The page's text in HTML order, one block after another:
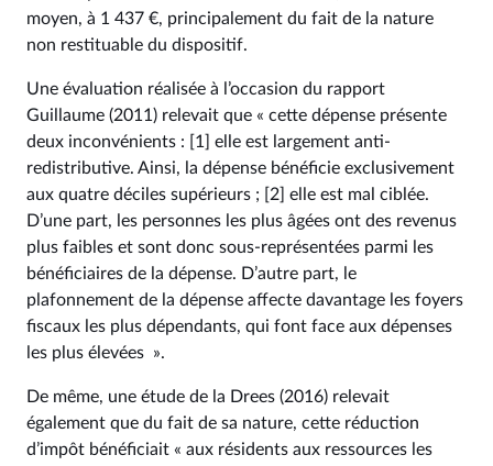
moyen, à 1 437 €, principalement du fait de la nature
non restituable du dispositif.
Une évaluation réalisée à l’occasion du rapport
Guillaume (2011) relevait que « cette dépense présente
deux inconvénients : [1] elle est largement anti-
redistributive. Ainsi, la dépense bénéficie exclusivement
aux quatre déciles supérieurs ; [2] elle est mal ciblée.
D’une part, les personnes les plus âgées ont des revenus
plus faibles et sont donc sous-représentées parmi les
bénéficiaires de la dépense. D’autre part, le
plafonnement de la dépense affecte davantage les foyers
fiscaux les plus dépendants, qui font face aux dépenses
les plus élevées ».
De même, une étude de la Drees (2016) relevait
également que du fait de sa nature, cette réduction
d’impôt bénéficiait « aux résidents aux ressources les